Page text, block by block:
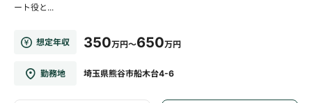
ート役と...
想定年収 350万円～650万円
勤務地 埼玉県熊谷市船木台4-6